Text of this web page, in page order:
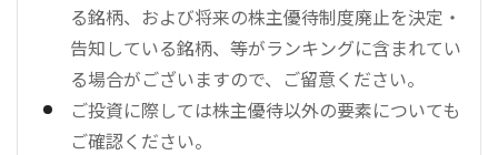
る銘柄、および将来の株主優待制度廃止を決定・
告知している銘柄、等がランキングに含まれてい
る場合がございますので、ご留意ください。
ご投資に際しては株主優待以外の要素についても
ご確認ください。